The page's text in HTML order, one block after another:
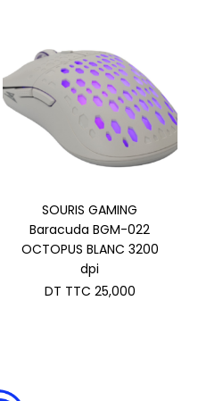
4.500,000.
SOURIS GAMING
Baracuda BGM-022
OCTOPUS BLANC 3200
dpi
DT TTC 25,000